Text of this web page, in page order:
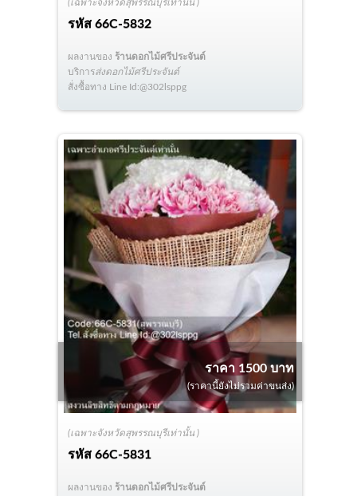
(เฉพาะจังหวัดสุพรรณบุรีเท่านั้น )
รหัส66C-5832
ผลงานของ ร้านดอกไม้ศรีประจันต์
บริการส่งดอกไม้ศรีประจันต์
สั่งซื้อทาง Line Id:@302lsppg
(เฉพาะจังหวัดสุพรรณบุรีเท่านั้น )
รหัส66C-5831
ราคา 1500 บาท
(ราคานี้ยังไม่รวมค่าขนส่ง)
ผลงานของ ร้านดอกไม้ศรีประจันต์